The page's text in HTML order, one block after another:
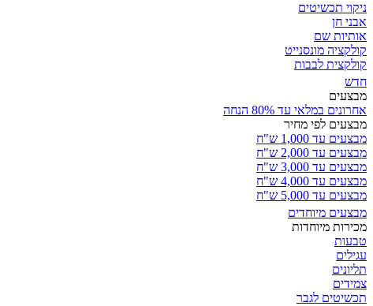
ניקוי תכשיטים
אבני חן
אותיות שם
קולקציה מונסנייט
קולקצית לבבות
חדש
מבצעים
אחרונים במלאי עד 80% הנחה
מבצעים לפי מחיר
מבצעים עד 1,000 ש"ח
מבצעים עד 2,000 ש"ח
מבצעים עד 3,000 ש"ח
מבצעים עד 4,000 ש"ח
מבצעים עד 5,000 ש"ח
מבצעים מיוחדים
מכירות מיוחדות
טבעות
עגילים
תליונים
צמידים
תכשיטים לגבר